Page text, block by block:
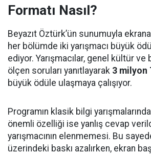
Formatı Nasıl?
Beyazıt Öztürk’ün sunumuyla
her bölümde iki yarışmacı büyük
ediyor. Yarışmacılar, genel kültür
ölçen soruları yanıtlayarak 3 milyon
büyük ödüle ulaşmaya çalışıyor.
Programın klasik bilgi
önemli özelliği ise yanlış cevap
yarışmacının elenmemesi. Bu
üzerindeki baskı azalırken, ekran